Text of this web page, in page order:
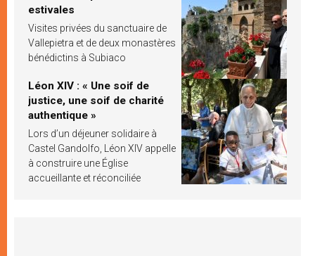
estivales
Visites privées du sanctuaire de
Vallepietra et de deux monastères
bénédictins à Subiaco
Léon XIV : « Une soif de
justice, une soif de charité
authentique »
Lors d’un déjeuner solidaire à
Castel Gandolfo, Léon XIV appelle
à construire une Église
accueillante et réconciliée